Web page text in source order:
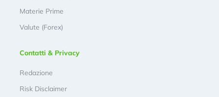
Materie Prime
Valute (Forex)
Contatti & Privacy
Redazione
Risk Disclaimer